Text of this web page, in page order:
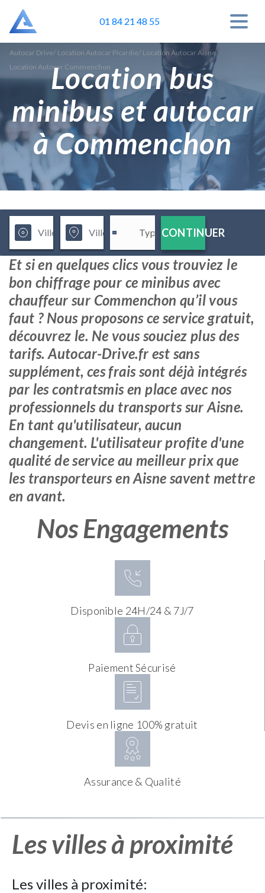
01 84 21 48 55
Autocar Drive/ Location Autocar Picardie/ Location Autocar Aisne/
Location Autocar Commenchon
Location bus
minibus et autocar
à Commenchon
CONTINUER
Et si en quelques clics vous trouviez le
bon chiffrage pour ce minibus avec
chauffeur sur Commenchon qu’il vous
faut ? Nous proposons ce service gratuit,
découvrez le. Ne vous souciez plus des
tarifs. Autocar-Drive.fr est sans
supplément, ces frais sont déjà intégrés
par les contratsmis en place avec nos
professionnels du transports sur Aisne.
En tant qu'utilisateur, aucun
changement. L'utilisateur profite d'une
qualité de service au meilleur prix que
les transporteurs en Aisne savent mettre
en avant.
Nos Engagements
Disponible 24H/24 & 7J/7
Paiement Sécurisé
Devis en ligne 100% gratuit
Assurance & Qualité
Les villes à proximité
Les villes à proximité: